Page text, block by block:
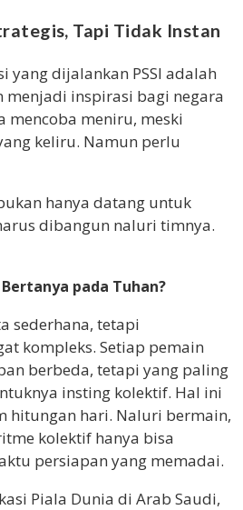
Tapi Tidak Instan
yang dijalankan PSSI adalah
menjadi inspirasi bagi negara
mencoba meniru, meski
keliru. Namun perlu
hanya datang untuk
dibangun naluri timnya.
pada Tuhan?
sederhana, tetapi
kompleks. Setiap pemain
berbeda, tetapi yang paling
insting kolektif. Hal ini
hitungan hari. Naluri bermain,
kolektif hanya bisa
persiapan yang memadai.
Piala Dunia di Arab Saudi,